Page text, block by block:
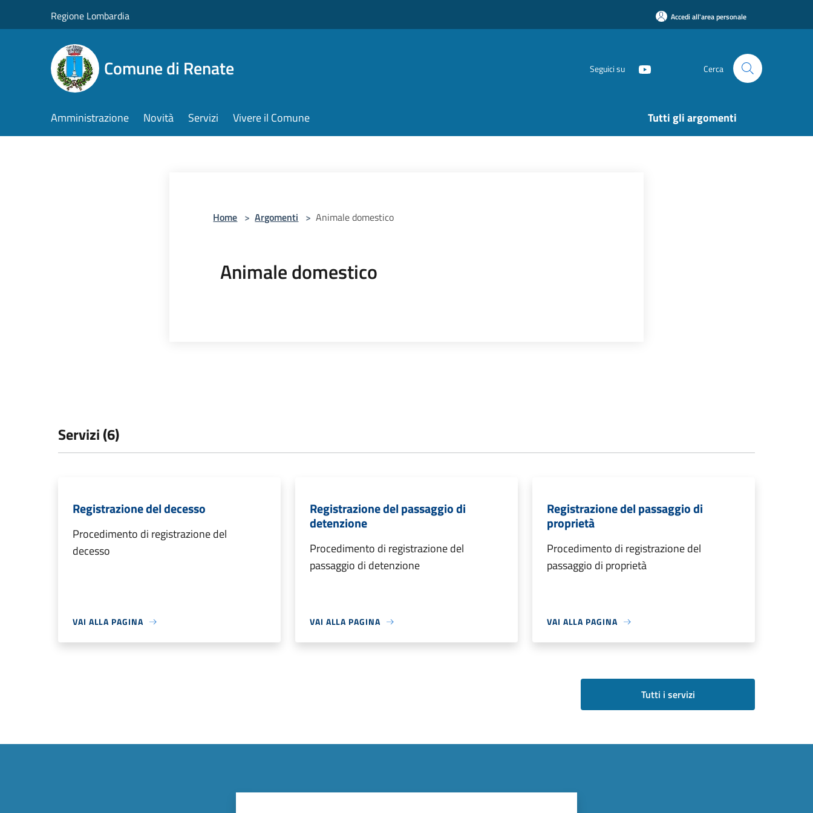
Regione Lombardia Accedi all'area personale
Comune di Renate Seguici su Cerca
Amministrazione Novità Servizi Vivere il Comune Tutti gli argomenti
Home > Argomenti > Animale domestico
Animale domestico
Servizi (6)
Registrazione del decesso
Procedimento di registrazione del
decesso
VAI ALLA PAGINA
Registrazione del passaggio di
detenzione
Procedimento di registrazione del
passaggio di detenzione
VAI ALLA PAGINA
Registrazione del passaggio di
proprietà
Procedimento di registrazione del
passaggio di proprietà
VAI ALLA PAGINA
Tutti i servizi